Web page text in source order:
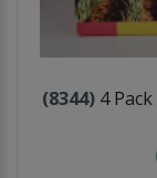
(8344) 4